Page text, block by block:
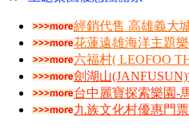
經銷代售 高雄義大
花蓮遠雄海洋主題
六福村( LEOFOO
劍湖山
台中麗寶探索樂園-
九族文化村優惠門票